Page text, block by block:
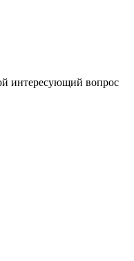
интересующий вопрос